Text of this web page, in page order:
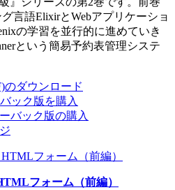
言語ElixirとWebアプリケーショ
の学習を並行的に進めていき
という簡易予約表管理システ
のダウンロード
ック版を購入
バック版の購入
フォーム（前編）